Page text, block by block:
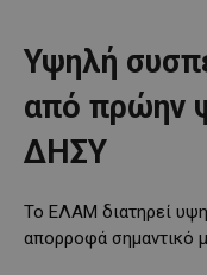
Υψηλή
από πρώην
ΔΗΣΥ
Το ΕΛΑΜ διατηρεί
απορροφά σημαντικό